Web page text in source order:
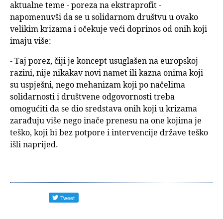
aktualne teme - poreza na ekstraprofit -
napomenuvši da se u solidarnom društvu u ovako
velikim krizama i očekuje veći doprinos od onih koji
imaju više:
- Taj porez, čiji je koncept usuglašen na europskoj
razini, nije nikakav novi namet ili kazna onima koji
su uspješni, nego mehanizam koji po načelima
solidarnosti i društvene odgovornosti treba
omogućiti da se dio sredstava onih koji u krizama
zarađuju više nego inače prenesu na one kojima je
teško, koji bi bez potpore i intervencije države teško
išli naprijed.